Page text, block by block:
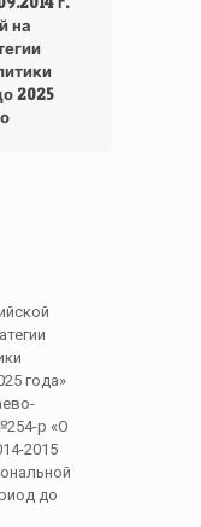
на
2025
года»
р «О
2015
до